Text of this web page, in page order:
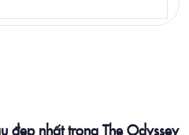
đẹp nhất trong The Odyssey